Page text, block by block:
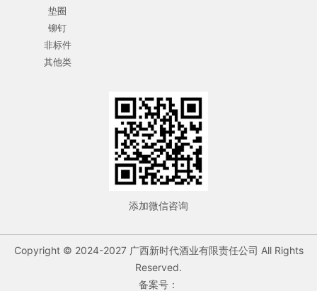
垫圈
铆钉
非标件
其他类
添加微信咨询
Copyright © 2024-2027 广西新时代酒业有限责任公司 All Rights
Reserved.
备案号：